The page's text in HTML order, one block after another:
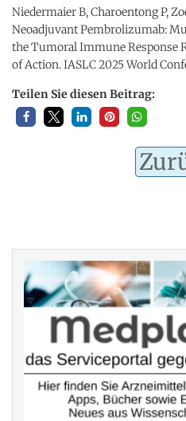
Niedermaier B, Charoentong P,
Neoadjuvant Pembrolizumab:
the Tumoral Immune Response
of Action. IASLC 2025 World
Teilen Sie diesen Beitrag: